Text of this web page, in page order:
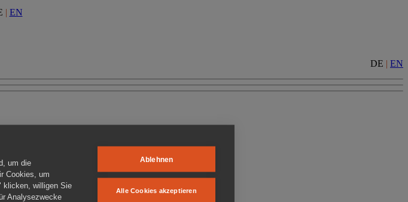
| EN
DE | EN
um die
Cookies, um
klicken, willigen Sie
Analysezwecke
Ablehnen
Alle Cookies akzeptieren